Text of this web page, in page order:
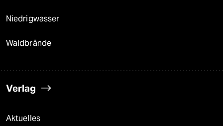
Niedrigwasser
Waldbrände
Verlag
Aktuelles